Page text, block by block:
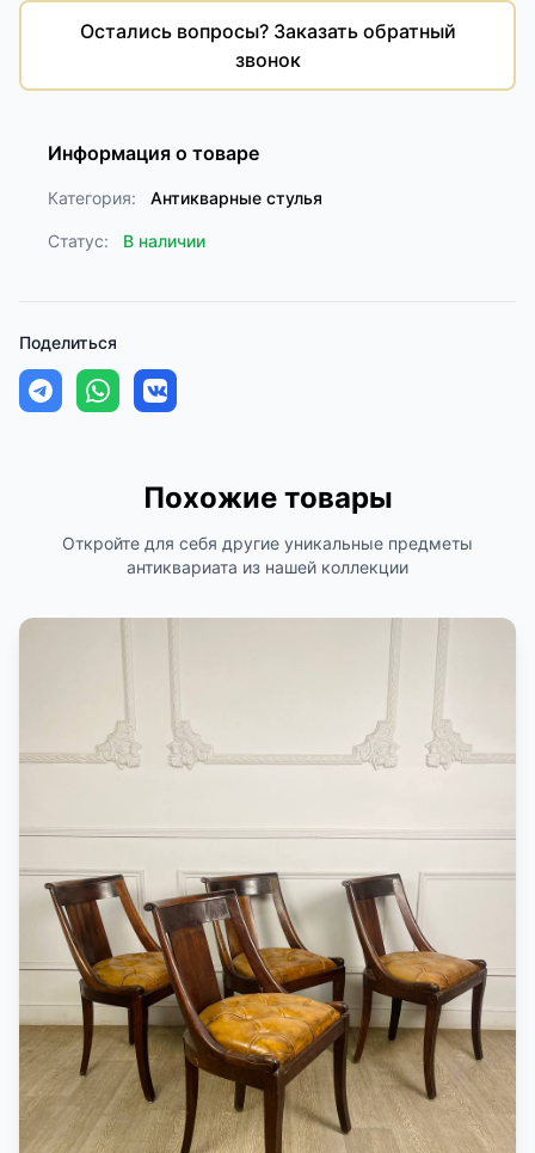
Остались вопросы? Заказать обратный
звонок
Информация о товаре
Категория: Антикварные стулья
Статус: В наличии
Поделиться
Похожие товары
Откройте для себя другие уникальные предметы
антиквариата из нашей коллекции